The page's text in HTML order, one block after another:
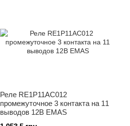
Реле RE1P11AC012
промежуточное 3 контакта на 11
выводов 12В EMAS